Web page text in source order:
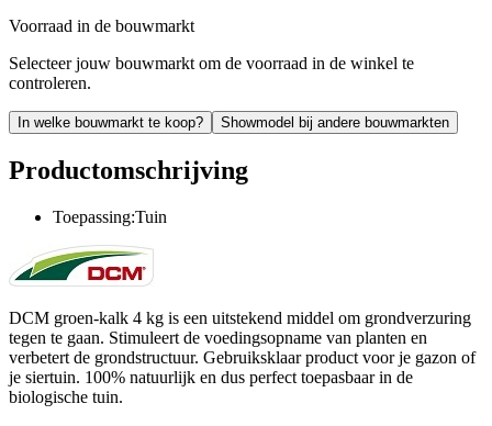
Voorraad in de bouwmarkt
Selecteer jouw bouwmarkt om de voorraad in de winkel te
controleren.
In welke bouwmarkt te koop? Showmodel bij andere bouwmarkten
Productomschrijving
Toepassing:Tuin
DCM groen-kalk 4 kg is een uitstekend middel om grondverzuring
tegen te gaan. Stimuleert de voedingsopname van planten en
verbetert de grondstructuur. Gebruiksklaar product voor je gazon of
je siertuin. 100% natuurlijk en dus perfect toepasbaar in de
biologische tuin.